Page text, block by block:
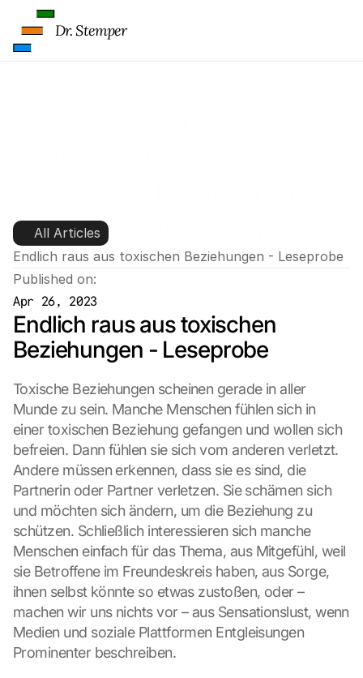
und überwinden. Leseprobe
All Articles
Endlich raus aus toxischen Beziehungen - Leseprobe
Published on:
Apr 26, 2023
Endlich raus aus toxischen
Beziehungen - Leseprobe
Toxische Beziehungen scheinen gerade in aller
Munde zu sein. Manche Menschen fühlen sich in
einer toxischen Beziehung gefangen und wollen sich
befreien. Dann fühlen sie sich vom anderen verletzt.
Andere müssen erkennen, dass sie es sind, die
Partnerin oder Partner verletzen. Sie schämen sich
und möchten sich ändern, um die Beziehung zu
schützen. Schließlich interessieren sich manche
Menschen einfach für das Thema, aus Mitgefühl, weil
sie Betroffene im Freundeskreis haben, aus Sorge,
ihnen selbst könnte so etwas zustoßen, oder –
machen wir uns nichts vor – aus Sensationslust, wenn
Medien und soziale Plattformen Entgleisungen
Prominenter beschreiben.
Dr. Stemper